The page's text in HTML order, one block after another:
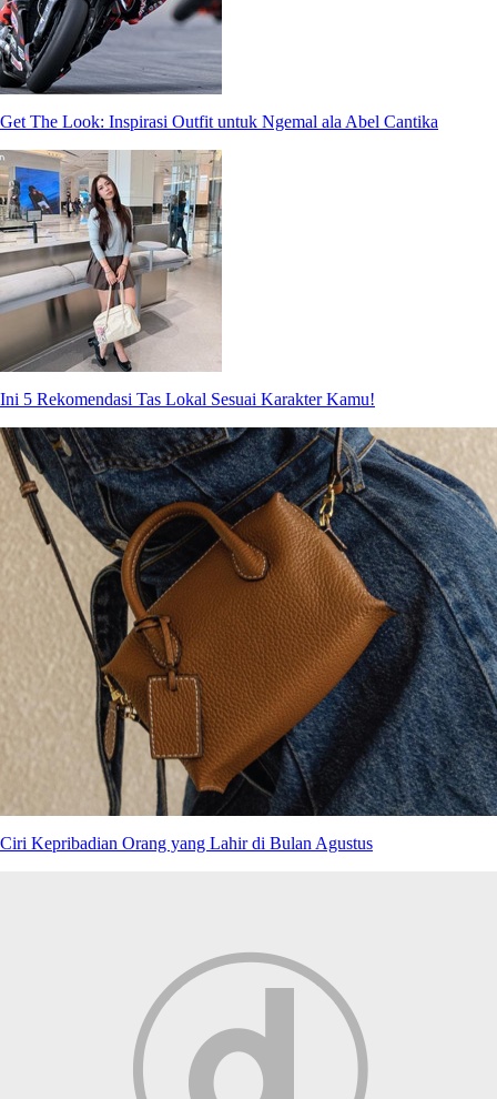
Get The Look: Inspirasi Outfit untuk Ngemal ala Abel Cantika
Ini 5 Rekomendasi Tas Lokal Sesuai Karakter Kamu!
Ciri Kepribadian Orang yang Lahir di Bulan Agustus